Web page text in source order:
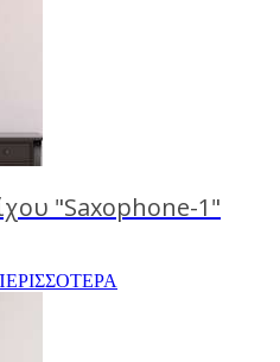
"Saxophone-1"